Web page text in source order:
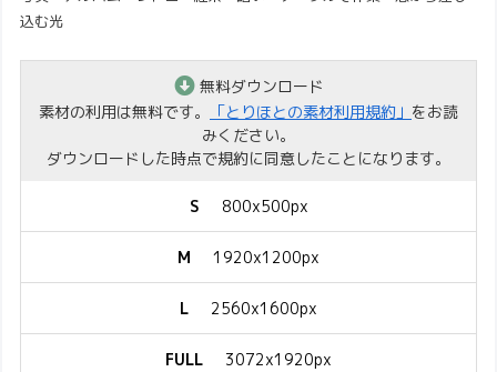
込む光
無料ダウンロード
素材の利用は無料です。
「とりほとの素材利用規約」 をお読
みください。
ダウンロードした時点で規約に同意したことになります。
S 800x500px
M 1920x1200px
L 2560x1600px
FULL 3072x1920px